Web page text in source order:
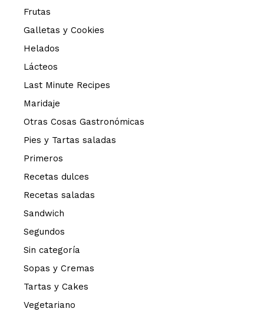
Frutas
Galletas y Cookies
Helados
Lácteos
Last Minute Recipes
Maridaje
Otras Cosas Gastronómicas
Pies y Tartas saladas
Primeros
Recetas dulces
Recetas saladas
Sandwich
Segundos
Sin categoría
Sopas y Cremas
Tartas y Cakes
Vegetariano